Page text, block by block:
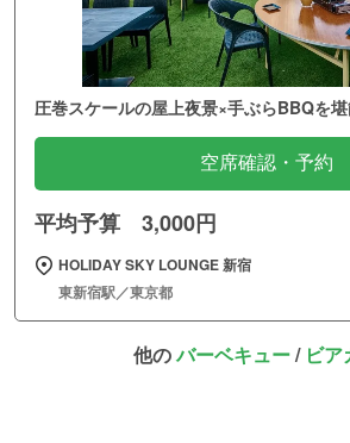
圧巻スケールの屋上夜景×手ぶらBBQを
空席確認・予約
平均予算 3,000円
HOLIDAY SKY LOUNGE 新宿
東新宿駅／東京都
他のバーベキュー/ ビ